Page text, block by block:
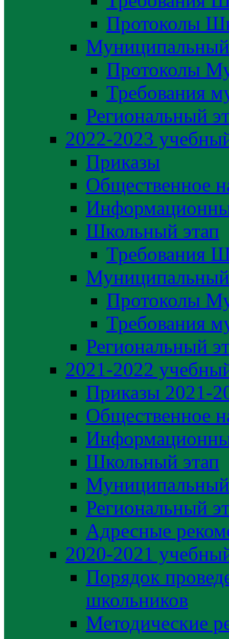
Протоколы
Муниципальный
Протоколы
Требования
Региональный
2022-2023
Приказы
Общественное
Школьный этап
Требования
Муниципальный
Протоколы
Требования
Региональный
2021-2022
Приказы 2021-
Общественное
Школьный этап
Муниципальный
Региональный
Адресные
2020-2021
Порядок
школьников
Методические